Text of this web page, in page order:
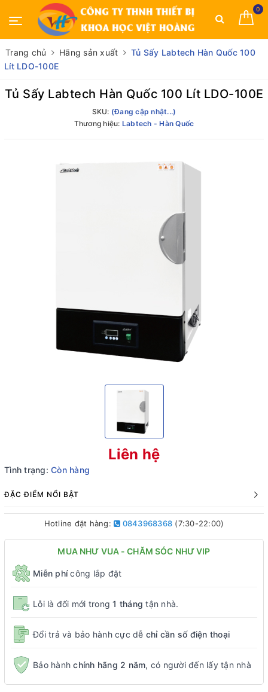
0
Trang chủ Hãng sản xuất
Tủ Sấy Labtech Hàn Quốc 100
Lít LDO-100E
Tủ Sấy Labtech Hàn Quốc 100 Lít LDO-100E
SKU: (Đang cập nhật...)
Thương hiệu: Labtech - Hàn Quốc
Liên hệ
Tình trạng: Còn hàng
ĐẶC ĐIỂM NỔI BẬT
Hotline đặt hàng: 0843968368 (7:30-22:00)
MUA NHƯ VUA - CHĂM SÓC NHƯ VIP
Miễn phícông lắp đặt
Lỗi là đổi mới trong1 tháng tận nhà.
Đổi trả và bảo hành cực dễ chỉ cần số điện thoại
Bảo hànhchính hãng 2 năm, có người đến lấy tận nhà